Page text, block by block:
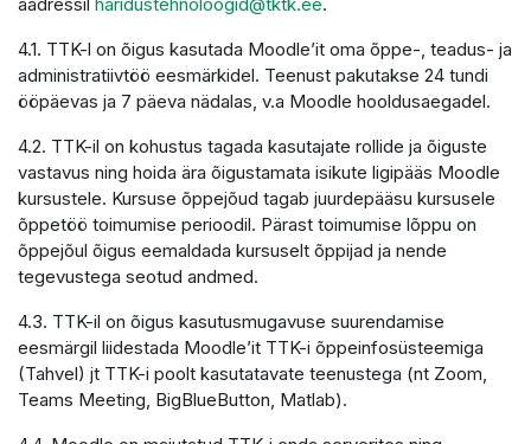
4.1. TTK-l on õigus kasutada Moodle’it oma õppe-, teadus- ja
administratiivtöö eesmärkidel. Teenust pakutakse 24 tundi
ööpäevas ja 7 päeva nädalas, v.a Moodle hooldusaegadel.
4.2. TTK-il on kohustus tagada kasutajate rollide ja õiguste
vastavus ning hoida ära õigustamata isikute ligipääs Moodle
kursustele. Kursuse õppejõud tagab juurdepääsu kursusele
õppetöö toimumise perioodil. Pärast toimumise lõppu on
õppejõul õigus eemaldada kursuselt õppijad ja nende
tegevustega seotud andmed.
4.3. TTK-il on õigus kasutusmugavuse suurendamise
eesmärgil liidestada Moodle’it TTK-i õppeinfosüsteemiga
(Tahvel) jt TTK-i poolt kasutatavate teenustega (nt Zoom,
Teams Meeting, BigBlueButton, Matlab).